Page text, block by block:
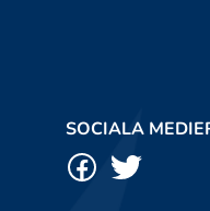
SOCIALA